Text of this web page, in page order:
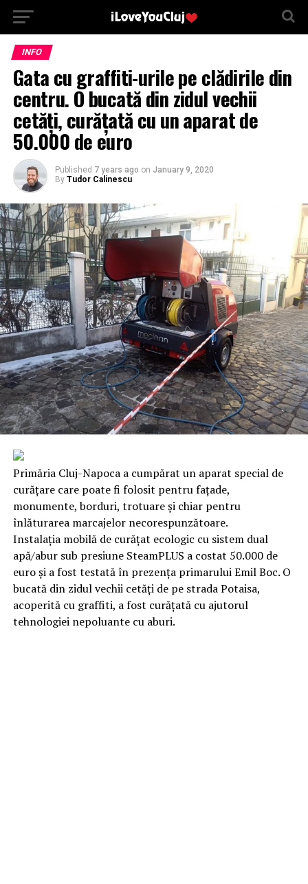
INFO
Gata cu graffiti-urile pe clădirile din
centru. O bucată din zidul vechii
cetăți, curățată cu un aparat de
50.000 de euro
Published 7 years ago on January 9, 2020
By Tudor Calinescu
Primăria Cluj-Napoca a cumpărat un aparat special de
curățare care poate fi folosit pentru fațade,
monumente, borduri, trotuare și chiar pentru
înlăturarea marcajelor necorespunzătoare.
Instalația mobilă de curățat ecologic cu sistem dual
apă/abur sub presiune SteamPLUS a costat 50.000 de
euro și a fost testată în prezența primarului Emil Boc. O
bucată din zidul vechii cetăți de pe strada Potaisa,
acoperită cu graffiti, a fost curățată cu ajutorul
tehnologiei nepoluante cu aburi.